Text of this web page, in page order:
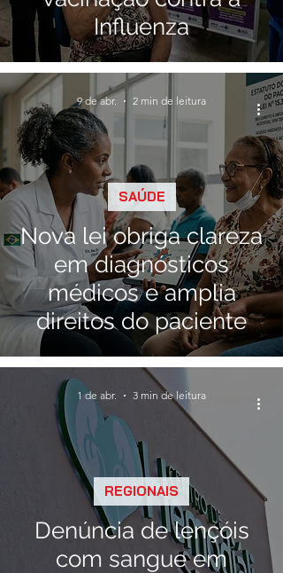
Influenza
Nova lei obriga clareza
em diagnósticos
médicos e amplia
direitos do paciente
SAÚDE
9 de abr. 2 min de leitura
Denúncia de lençóis
com sangue em
REGIONAIS
1 de abr. 3 min de leitura